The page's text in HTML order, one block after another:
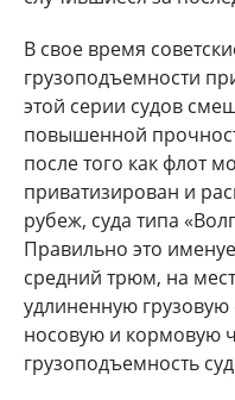
В свое время
грузоподъемности
этой серии судов
повышенной
после того как флот
приватизирован и
рубеж, суда типа
Правильно это
средний трюм, на
удлиненную
носовую и кормовую
грузоподъемность